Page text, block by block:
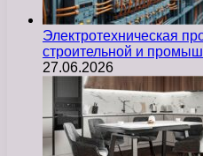
Электротехническая
строительной и
27.06.2026